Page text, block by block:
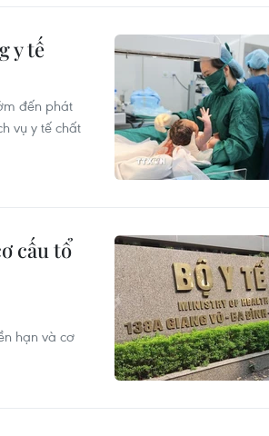
y tế
đến phát
vụ y tế chất
cấu tổ
hạn và cơ